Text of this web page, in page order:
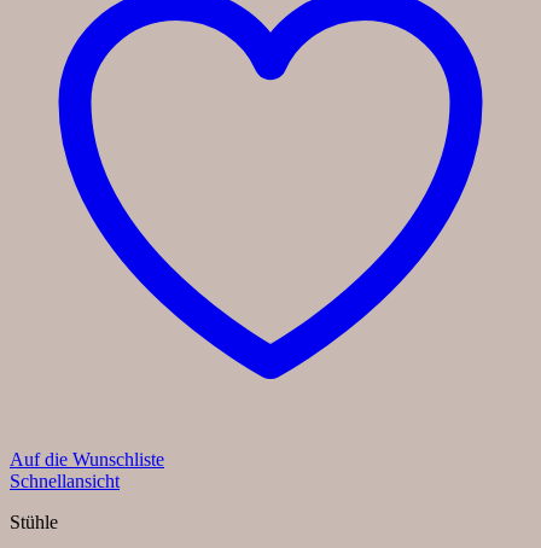
Auf die Wunschliste
Schnellansicht
Stühle